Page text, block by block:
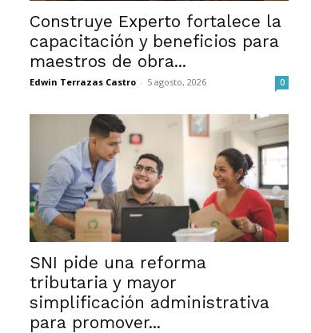
Construye Experto fortalece la
capacitación y beneficios para
maestros de obra...
Edwin Terrazas Castro - 5 agosto, 2026 0
SNI pide una reforma
tributaria y mayor
simplificación administrativa
para promover...